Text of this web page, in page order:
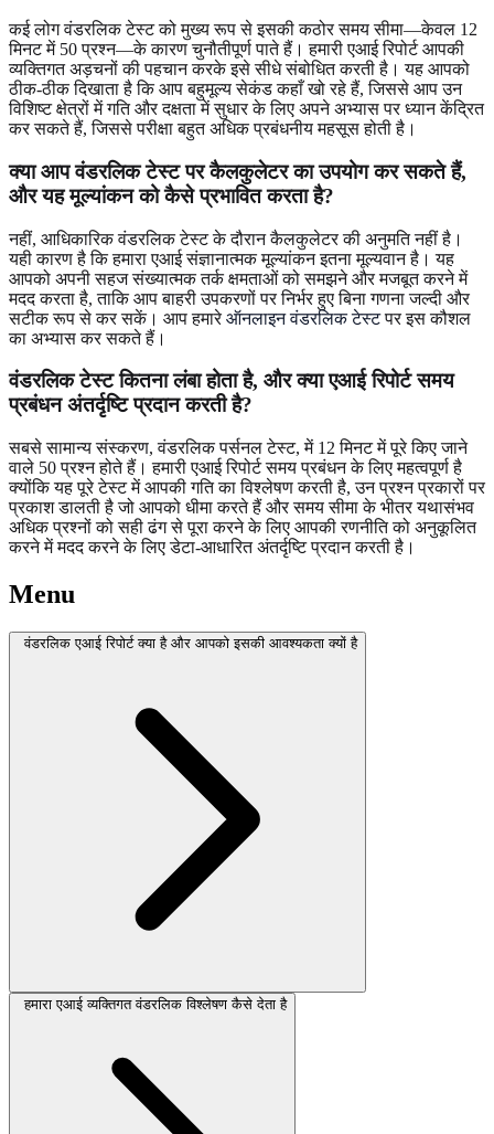
कई लोग वंडरलिक टेस्ट को मुख्य रूप से इसकी कठोर समय सीमा—केवल 12
मिनट में 50 प्रश्न—के कारण चुनौतीपूर्ण पाते हैं। हमारी एआई रिपोर्ट आपकी
व्यक्तिगत अड़चनों की पहचान करके इसे सीधे संबोधित करती है। यह आपको
ठीक-ठीक दिखाता है कि आप बहुमूल्य सेकंड कहाँ खो रहे हैं, जिससे आप उन
विशिष्ट क्षेत्रों में गति और दक्षता में सुधार के लिए अपने अभ्यास पर ध्यान केंद्रित
कर सकते हैं, जिससे परीक्षा बहुत अधिक प्रबंधनीय महसूस होती है।
क्या आप वंडरलिक टेस्ट पर कैलकुलेटर का उपयोग कर सकते हैं,
और यह मूल्यांकन को कैसे प्रभावित करता है?
नहीं, आधिकारिक वंडरलिक टेस्ट के दौरान कैलकुलेटर की अनुमति नहीं है।
यही कारण है कि हमारा एआई संज्ञानात्मक मूल्यांकन इतना मूल्यवान है। यह
आपको अपनी सहज संख्यात्मक तर्क क्षमताओं को समझने और मजबूत करने में
मदद करता है, ताकि आप बाहरी उपकरणों पर निर्भर हुए बिना गणना जल्दी और
सटीक रूप से कर सकें। आप हमारेऑनलाइन वंडरलिक टेस्टपर इस कौशल
का अभ्यास कर सकते हैं।
वंडरलिक टेस्ट कितना लंबा होता है, और क्या एआई रिपोर्ट समय
प्रबंधन अंतर्दृष्टि प्रदान करती है?
सबसे सामान्य संस्करण, वंडरलिक पर्सनल टेस्ट, में 12 मिनट में पूरे किए जाने
वाले 50 प्रश्न होते हैं। हमारी एआई रिपोर्ट समय प्रबंधन के लिए महत्वपूर्ण है
क्योंकि यह पूरे टेस्ट में आपकी गति का विश्लेषण करती है, उन प्रश्न प्रकारों पर
प्रकाश डालती है जो आपको धीमा करते हैं और समय सीमा के भीतर यथासंभव
अधिक प्रश्नों को सही ढंग से पूरा करने के लिए आपकी रणनीति को अनुकूलित
करने में मदद करने के लिए डेटा-आधारित अंतर्दृष्टि प्रदान करती है।
Menu
वंडरलिक एआई रिपोर्ट क्या है और आपको इसकी आवश्यकता क्यों है
हमारा एआई व्यक्तिगत वंडरलिक विश्लेषण कैसे देता है